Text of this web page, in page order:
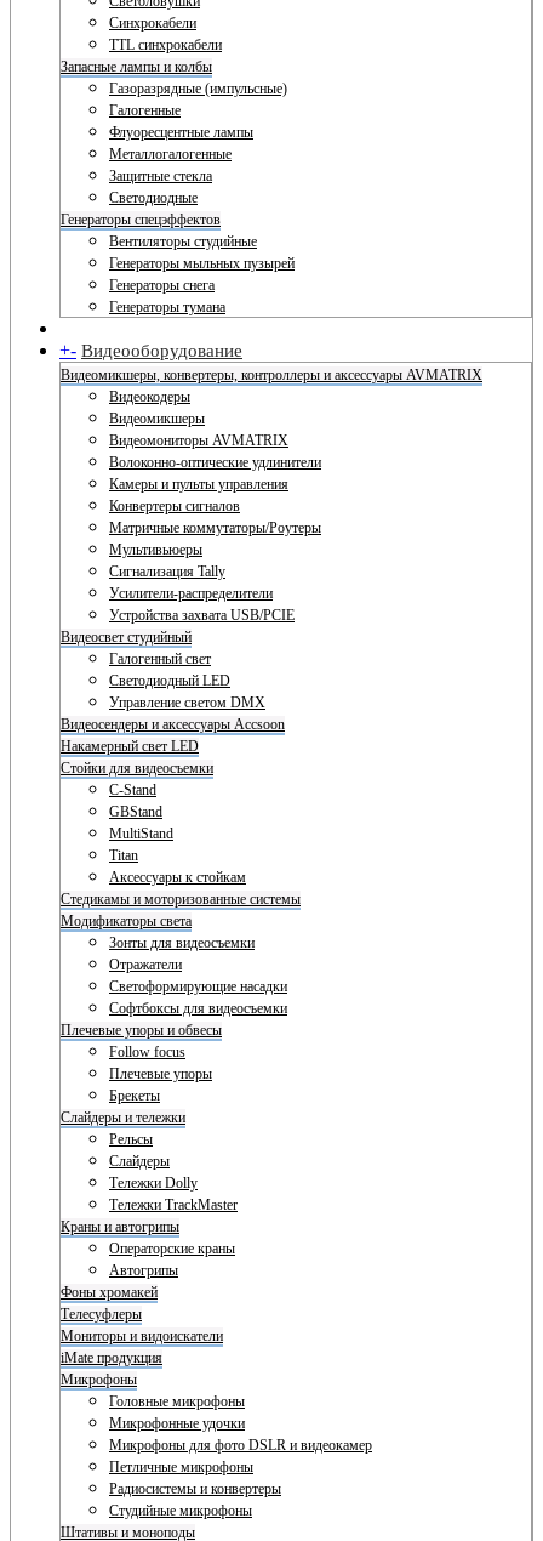
Синхрокабели
TTL синхрокабели
Запасные лампы и колбы
Газоразрядные (импульсные)
Галогенные
Флуоресцентные лампы
Металлогалогенные
Защитные стекла
Светодиодные
Генераторы спецэффектов
Вентиляторы студийные
Генераторы мыльных пузырей
Генераторы снега
Генераторы тумана
+- Видеооборудование
Видеомикшеры, конвертеры, контроллеры и аксессуары AVMATRIX
Видеокодеры
Видеомикшеры
Видеомониторы AVMATRIX
Волоконно-оптические удлинители
Камеры и пульты управления
Конвертеры сигналов
Матричные коммутаторы/Роутеры
Мультивьюеры
Сигнализация Tally
Усилители-распределители
Устройства захвата USB/PCIE
Видеосвет студийный
Галогенный свет
Светодиодный LED
Управление светом DMX
Видеосендеры и аксессуары Accsoon
Накамерный свет LED
Стойки для видеосъемки
C-Stand
GBStand
MultiStand
Titan
Аксессуары к стойкам
Стедикамы и моторизованные системы
Модификаторы света
Зонты для видеосъемки
Отражатели
Светоформирующие насадки
Софтбоксы для видеосъемки
Плечевые упоры и обвесы
Follow focus
Плечевые упоры
Брекеты
Слайдеры и тележки
Рельсы
Слайдеры
Тележки Dolly
Тележки TrackMaster
Краны и автогрипы
Операторские краны
Автогрипы
Фоны хромакей
Телесуфлеры
Мониторы и видоискатели
iMate продукция
Микрофоны
Головные микрофоны
Микрофонные удочки
Микрофоны для фото DSLR и видеокамер
Петличные микрофоны
Радиосистемы и конвертеры
Студийные микрофоны
Штативы и моноподы